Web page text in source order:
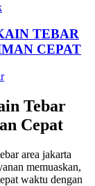
TEBAR
CEPAT
Tebar
Cepat
area jakarta
memuaskan,
waktu dengan